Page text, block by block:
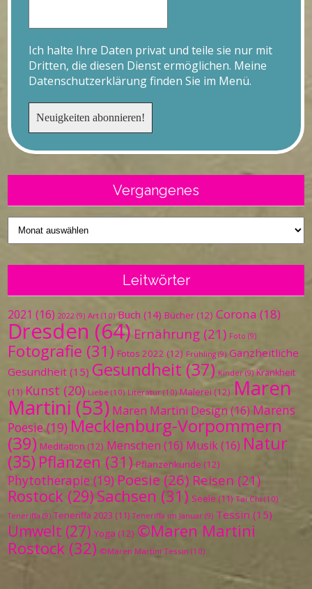
Ich halte Ihre Daten privat und teile sie nur mit
Dritten, die diesen Dienst ermöglichen. Meine
Datenschutzerklärung finden Sie im Menü.
Vergangenes
Vergangenes
Leitwörter
2021 (16) 2022 (9) Art (10) Buch (14) Bücher (12) Corona (18)
Dresden (64) Ernährung (21) Foto (9)
Fotografie (31) Fotos 2022 (12) Frühling (9) Ganzheitliche
Gesundheit (15) Gesundheit (37) Kinder (9) Krankheit
(11) Kunst (20) Liebe (10) Literatur (10) Malerei (12) Maren
Martini (53) Maren Martini Design (16) Marens
Poesie(19) Mecklenburg-Vorpommern
(39) Meditation (12) Menschen (16) Musik(16) Natur
(35) Pflanzen (31) Pflanzenkunde (12)
Phytotherapie (19) Poesie (26) Reisen (21)
Rostock (29) Sachsen (31) Seele (11) Tai Chi (10)
Teneriffa (9) Teneriffa 2023 (11) Teneriffa im Januar (9) Tessin (15)
Umwelt (27) Yoga (12) ©Maren Martini
Rostock (32) ©Maren Martini Tessin (10)